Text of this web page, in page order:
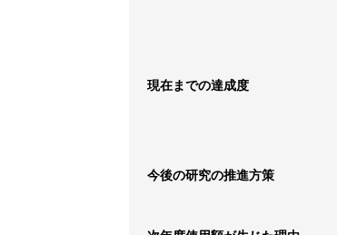
現在までの達成度
今後の研究の推進方策